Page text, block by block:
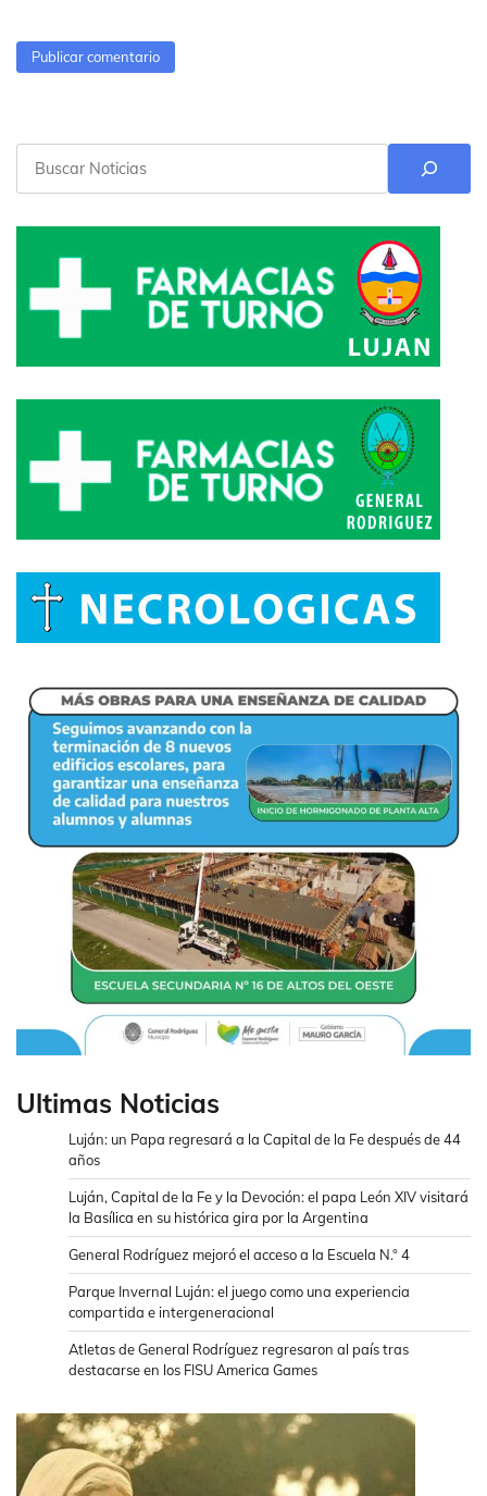
Ultimas Noticias
Luján: un Papa regresará a la Capital de la Fe después de 44
años
Luján, Capital de la Fe y la Devoción: el papa León XIV visitará
la Basílica en su histórica gira por la Argentina
General Rodríguez mejoró el acceso a la Escuela N.° 4
Parque Invernal Luján: el juego como una experiencia
compartida e intergeneracional
Atletas de General Rodríguez regresaron al país tras
destacarse en los FISU America Games